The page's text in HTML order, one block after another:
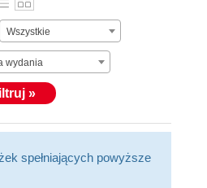
Wszystkie
wydania
»
spełniających powyższe